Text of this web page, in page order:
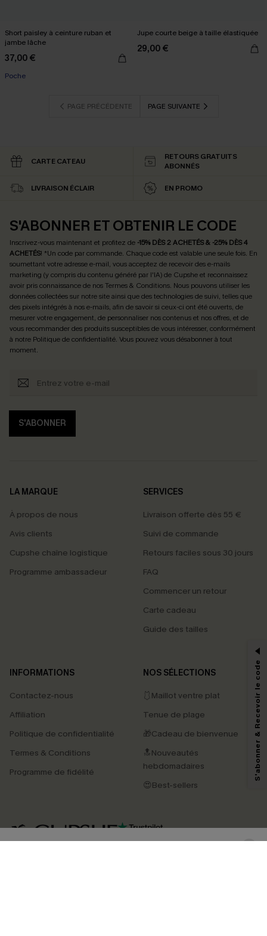
Short paisley à ceinture ruban et
jambe lâche
37,00 €
Poche
Jupe courte beige à taille élastiquée
29,00 €
PAGE PRÉCÉDENTE PAGE SUIVANTE
CARTE CATEAU
RETOURS GRATUITS
ABONNÉS
LIVRAISON ÉCLAIR EN PROMO
S'ABONNER ET OBTENIR LE CODE
Inscrivez-vous maintenant et profitez de -15% DÈS 2 ACHETÉS & -25% DÈS 4
ACHETÉS! *Un code par commande. Chaque code est valable une seule fois. En
soumettant votre adresse e-mail, vous acceptez de recevoir des e-mails
marketing (y compris du contenu généré par l'IA) de Cupshe et reconnaissez
avoir pris connaissance de nosTermes & Conditions. Nous pouvons utiliser les
données collectées sur notre site ainsi que des technologies de suivi, telles que
des pixels intégrés à nos e-mails, afin de savoir si ceux-ci ont été ouverts, de
mesurer votre engagement, de personnaliser nos contenus et nos offres, et de
vous recommander des produits susceptibles de vous intéresser, conformément
à notre Politique de confidentialité. Vous pouvez vous désabonner à tout
moment.
S'ABONNER
LA MARQUE
À propos de nous
Avis clients
Cupshe chaîne logistique
Programme ambassadeur
SERVICES
Livraison offerte dès 55 €
Suivi de commande
Retours faciles sous 30 jours
FAQ
Commencer un retour
Carte cadeau
Guide des tailles
INFORMATIONS
Contactez-nous
Affiliation
Politique de confidentialité
Termes & Conditions
Programme de fidélité
NOS SÉLECTIONS
🩱Maillot ventre plat
Tenue de plage
🎁Cadeau de bienvenue
🔝Nouveautés
hebdomadaires
😍Best-sellers
4.4
PROFITEZ DE -15%
marketing (y compris du contenu généré par l'IA) de Cupshe et
pouvons utiliser les données collectées sur notre site ainsi que des
savoir si ceux-ci ont été ouverts, de mesurer votre engagement, de
personnaliser nos contenus et nos offres, et de vous recommander des
produits susceptibles de vous intéresser, conformément à notre
Politique de
. Vous pouvez vous désabonner à tout moment.
S'abonner & Recevoir le code